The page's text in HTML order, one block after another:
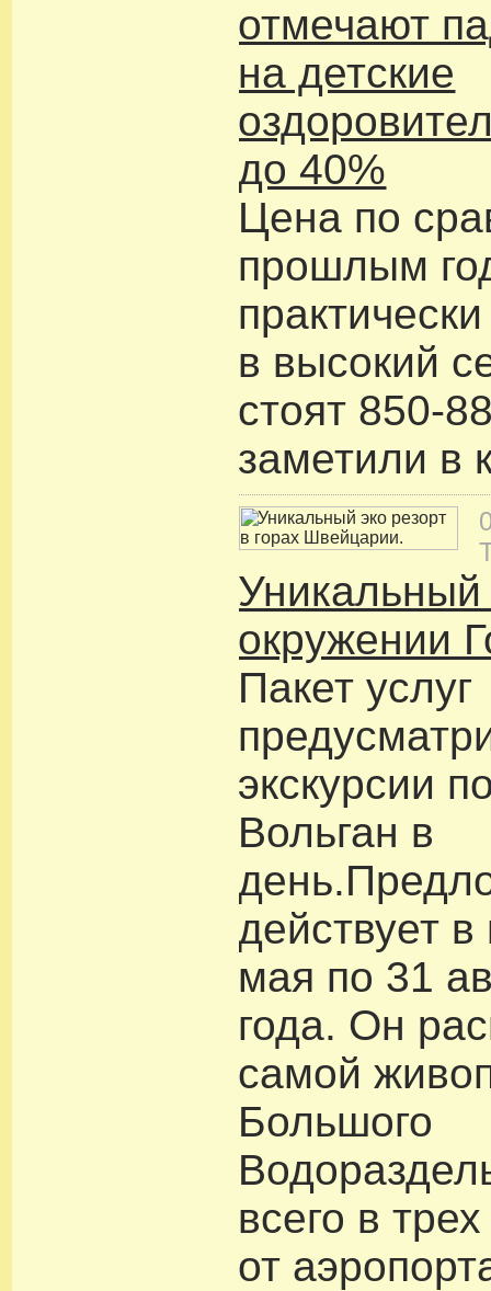
отмечают
на детские
до 40%
Цена по
прошлым
в высокий
стоят 850-
заметили в
Уникальный
окружении
Пакет услуг
экскурсии
Вольган в
действует
мая по 31
года. Он
самой
Большого
всего в
от